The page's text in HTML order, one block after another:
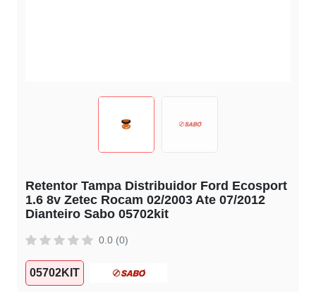
Retentor Tampa Distribuidor Ford Ecosport
1.6 8v Zetec Rocam 02/2003 Ate 07/2012
Dianteiro Sabo 05702kit
0.0 (0)
05702KIT